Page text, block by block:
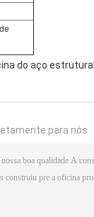
do aço estrutural
para nós